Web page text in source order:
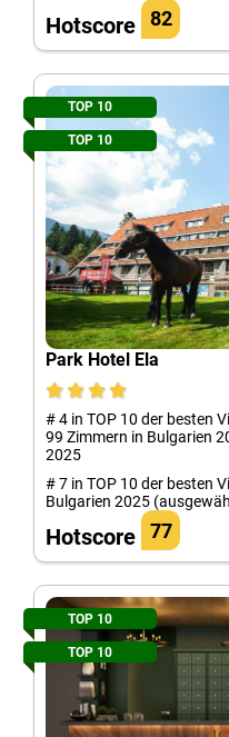
Hotscore 82
TOP 10
TOP 10
Park Hotel Ela
# 4 in TOP 10 der besten
99 Zimmern in Bulgarien
2025
# 7 in TOP 10 der besten
Bulgarien 2025
Hotscore 77
TOP 10
TOP 10